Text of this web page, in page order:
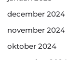
december 2024
november 2024
oktober 2024